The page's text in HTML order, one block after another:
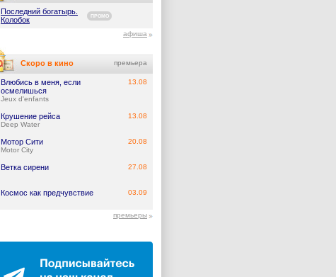
Последний богатырь.
Колобок
ПРОМО
афиша
Скоро в кино премьера
Влюбись в меня, если
осмелишься
Jeux d'enfants
13.08
Крушение рейса
Deep Water
13.08
Мотор Сити
Motor City
20.08
Ветка сирени 27.08
Космос как предчувствие 03.09
премьеры